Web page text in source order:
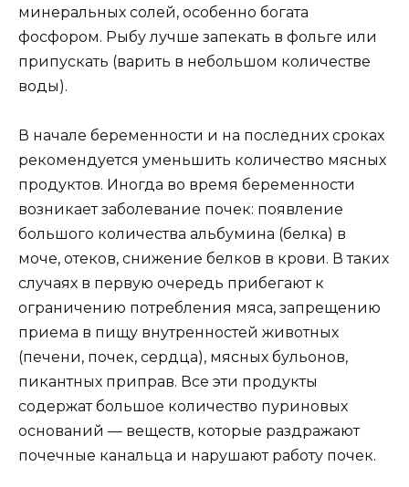
минеральных солей, особенно богата
фосфором. Рыбу лучше запекать в фольге или
припускать (варить в небольшом количестве
воды).
В начале беременности и на последних сроках
рекомендуется уменьшить количество мясных
продуктов. Иногда во время беременности
возникает заболевание почек: появление
большого количества альбумина (белка) в
моче, отеков, снижение белков в крови. В таких
случаях в первую очередь прибегают к
ограничению потребления мяса, запрещению
приема в пищу внутренностей животных
(печени, почек, сердца), мясных бульонов,
пикантных приправ. Все эти продукты
содержат большое количество пуриновых
оснований — веществ, которые раздражают
почечные канальца и нарушают работу почек.